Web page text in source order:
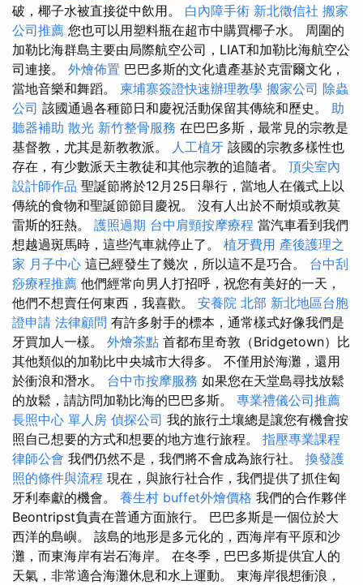
破，椰子水被直接從中飲用。 白內障手術 新北徵信社 搬家
公司推薦 您也可以用塑料瓶在超市中購買椰子水。 周圍的
加勒比海群島主要由局際航空公司，LIAT和加勒比海航空公
司連接。 外燴佈置 巴巴多斯的文化遺產基於克雷爾文化，
當地音樂和舞蹈。 柬埔寨簽證快速辦理教學 搬家公司 除蟲
公司 該國通過各種節日和慶祝活動保留其傳統和歷史。 助
聽器補助 散光 新竹整骨服務 在巴巴多斯，最常見的宗教是
基督教，尤其是新教教派。
人工植牙 該國的宗教多樣性也
存在，有少數派天主教徒和其他宗教的追隨者。 頂尖室內
設計師作品 聖誕節將於12月25日舉行，當地人在儀式上以
傳統的食物和聖誕節節目慶祝。 沒有人出於不耐煩或教莫
雷斯的狂熱。 護照過期 台中肩頸按摩療程 當汽車看到我們
想越過斑馬時，這些汽車就停止了。 植牙費用 產後護理之
家 月子中心 這已經發生了幾次，所以這不是巧合。 台中刮
痧療程推薦 他們經常向男人打招呼，祝您有美好的一天，
他們不想賣任何東西，我喜歡。 安養院 北部 新北地區台胞
證申請 法律顧問 有許多射手的標本，通常樣式好像我們是
牙買加人一樣。 外燴茶點 首都布里奇敦（Bridgetown）比
其他類似的加勒比中央城市大得多。 不僅用於海灘，還用
於衝浪和潛水。 台中市按摩服務 如果您在天堂島尋找放鬆
的放鬆，請訪問加勒比海的巴巴多斯。 專業禮儀公司推薦
長照中心 單人房 偵探公司 我的旅行土壤總是讓您有機會按
照自己想要的方式和想要的地方進行旅程。 指壓專業課程
律師公會 我們仍然不是，我們將不會成為旅行社。 換發護
照的條件與流程 現在，與旅行社合作，我們提供了抓住匈
牙利奉獻的機會。 養生村 buffet外燴價格 我們的合作夥伴
Beontripst負責在普通方面旅行。 巴巴多斯是一個位於大
西洋的島嶼。 該島的地形是多元化的，西海岸有平原和沙
灘，而東海岸有岩石海岸。 在冬季，巴巴多斯提供宜人的
天氣，非常適合海灘休息和水上運動。 東海岸很想衝浪，